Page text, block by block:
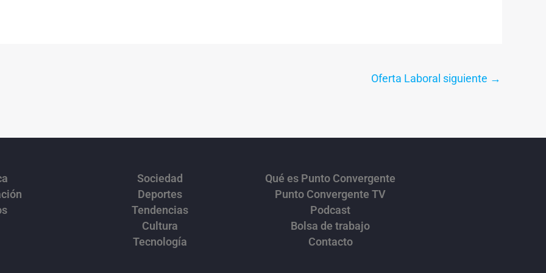
Oferta Laboral siguiente →
Sociedad
Deportes
Tendencias
Cultura
Tecnología
Qué es Punto Convergente
Punto Convergente TV
Podcast
Bolsa de trabajo
Contacto